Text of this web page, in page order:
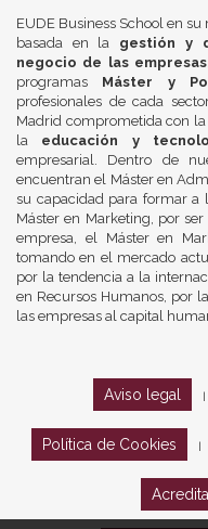
EUDE Business School en
basada en la gestión y
negocio de las empresas
programas Máster y
profesionales de cada
Madrid comprometida con
la educación y
empresarial. Dentro de
encuentran el Máster en
su capacidad para formar a
Máster en Marketing, por
empresa, el Máster en
tomando en el mercado
por la tendencia a la
en Recursos Humanos, por
las empresas al capital
Aviso legal
Política de Cookies